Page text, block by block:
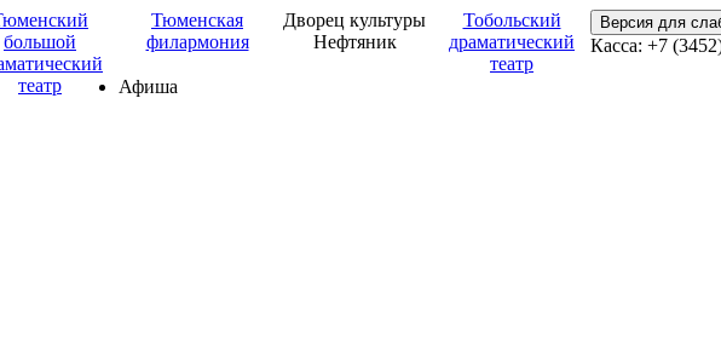
большой
театр
Тюменская
филармония
Дворец культуры
Нефтяник
Тобольский
драматический
театр
Версия для
Касса: +7
Афиша